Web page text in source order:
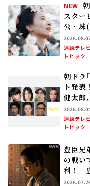
NEW
スター
公・珠
げる印
像は奥
條雅
送
連続テレ
トピック
朝ドラ
ト発表
健太郎
大倉孝
咲(森
署の
連続テレ
トピック
豊臣
の戦い
利！
下への